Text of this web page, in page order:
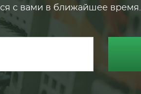
с вами в ближайшее время.